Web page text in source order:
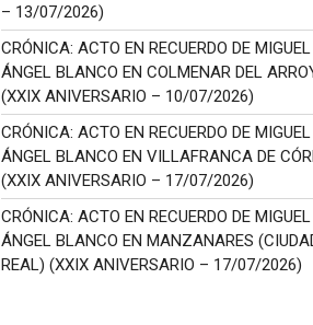
– 13/07/2026)
CRÓNICA: ACTO EN RECUERDO DE MIGUEL
ÁNGEL BLANCO EN COLMENAR DEL
(XXIX ANIVERSARIO – 10/07/2026)
CRÓNICA: ACTO EN RECUERDO DE MIGUEL
ÁNGEL BLANCO EN VILLAFRANCA DE
(XXIX ANIVERSARIO – 17/07/2026)
CRÓNICA: ACTO EN RECUERDO DE MIGUEL
ÁNGEL BLANCO EN MANZANARES
REAL) (XXIX ANIVERSARIO – 17/07/2026)